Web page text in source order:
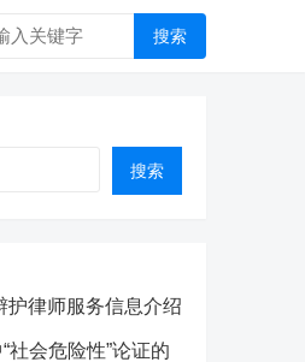
搜索
搜索
护律师服务信息介绍
社会危险性”论证的